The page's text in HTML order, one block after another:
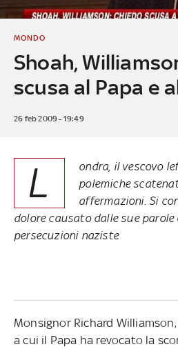
Shoah,
scusa al Papa e
MONDO
26 feb 2009 - 19:49
L
ondra, il vescovo
polemiche
affermazioni. Si
dolore causato dalle sue
persecuzioni naziste
Monsignor Richard
a cui il Papa ha revocato la